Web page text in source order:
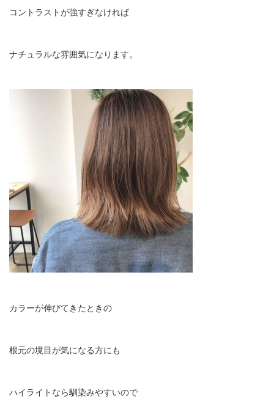
コントラストが強すぎなければ
ナチュラルな雰囲気になります。
カラーが伸びてきたときの
根元の境目が気になる方にも
ハイライトなら馴染みやすいので